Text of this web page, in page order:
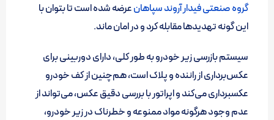
گروه صنعتی فیدار آروند سپاهانعرضه شده است تا بتوان با
این گونه‌ تهدیدها مقابله کرد و در امان ماند.
سیستم بازرسی زیر خودرو به طور کلی، دارای دوربینی برای
عکس‌برداری از راننده و پلاک است، هم‌چنین از کف خودرو
عکسبرداری می‌کند و اپراتور با بررسی دقیق عکس، می‌تواند از
عدم وجود هرگونه مواد ممنوعه و خطرناک در زیر خودرو،